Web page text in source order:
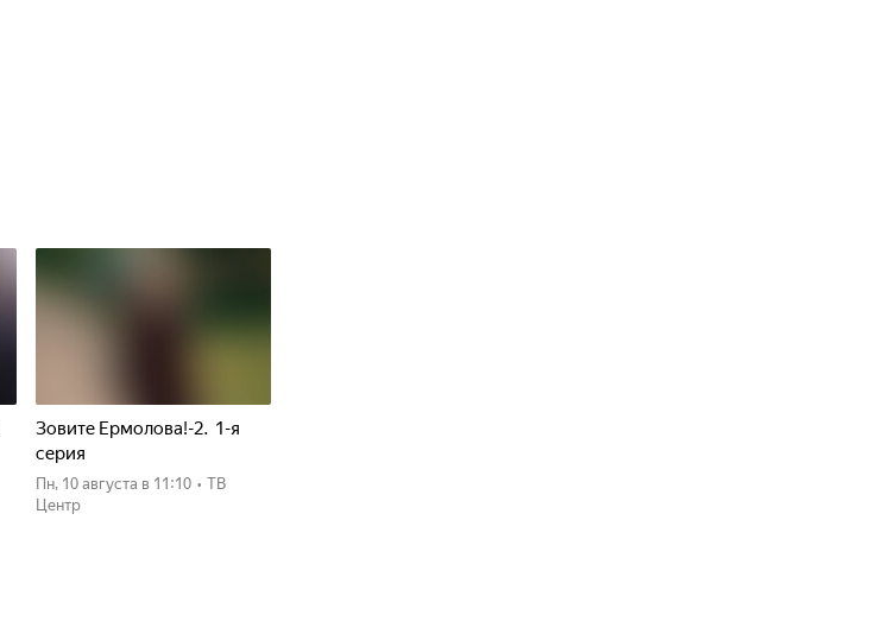
Зовите Ермолова!-2. 1-я
серия
пн, 10 августа в 11:10 • ТВ
Центр